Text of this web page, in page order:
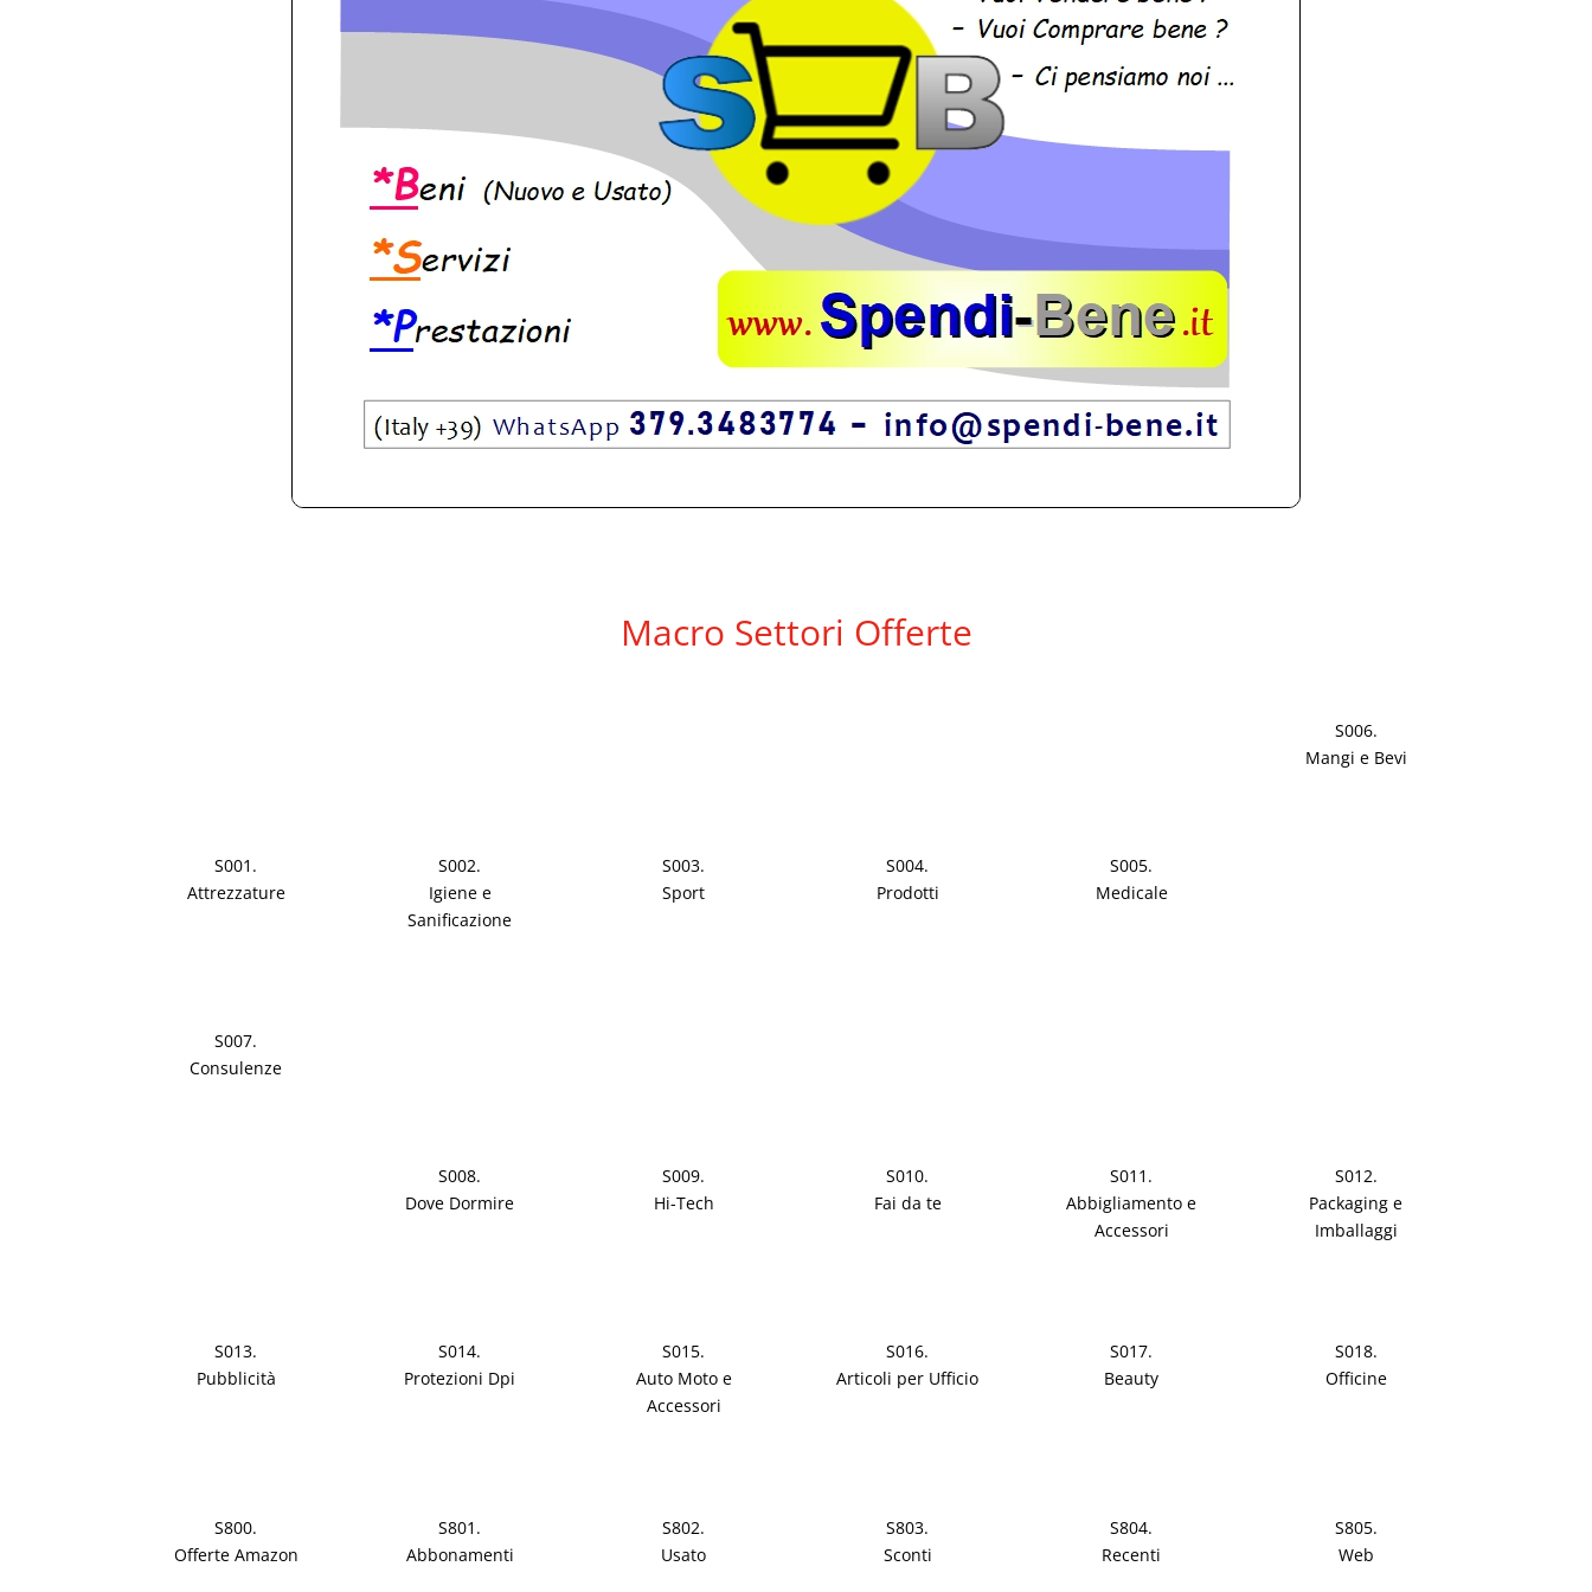
Macro Settori Offerte
S001.
Attrezzature
S002.
Igiene e
Sanificazione
S003.
Sport
S004.
Prodotti
S005.
Medicale
S006.
Mangi e Bevi
S007.
Consulenze
S008.
Dove Dormire
S009.
Hi-Tech
S010.
Fai da te
S011.
Abbigliamento e
Accessori
S012.
Packaging e
Imballaggi
S013.
Pubblicità
S014.
Protezioni Dpi
S015.
Auto Moto e
Accessori
S016.
Articoli per Ufficio
S017.
Beauty
S018.
Officine
S800.
Offerte Amazon
S801.
Abbonamenti
S802.
Usato
S803.
Sconti
S804.
Recenti
S805.
Web